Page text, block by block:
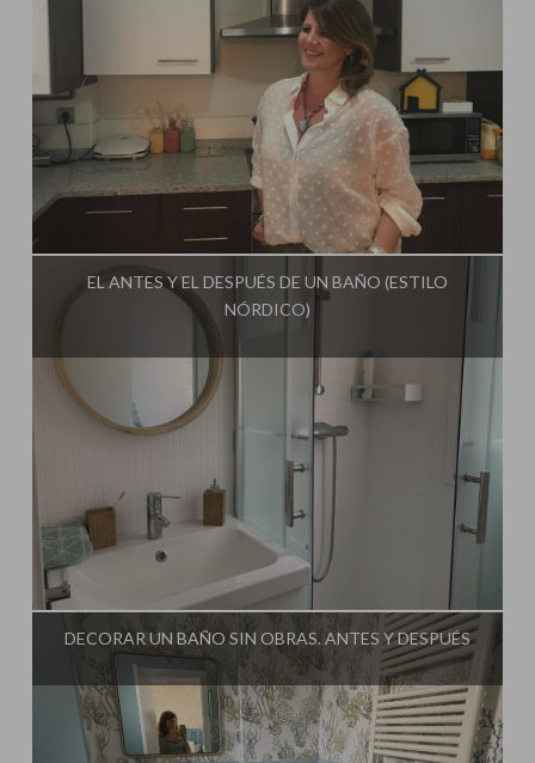
Influencer:Mimo de Mami
EL ANTES Y EL DESPUÉS DE UN BAÑO (ESTILO
NÓRDICO)
Influencer:Mimo de Mami
DECORAR UN BAÑO SIN OBRAS. ANTES Y DESPUÉS